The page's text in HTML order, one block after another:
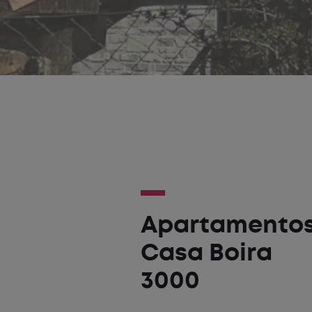
Casa Boira
3000